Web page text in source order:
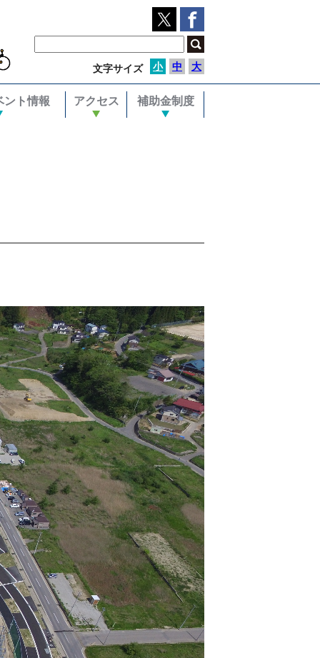
ント情報 アクセス 補助金制度
文字サイズ 小 中 大